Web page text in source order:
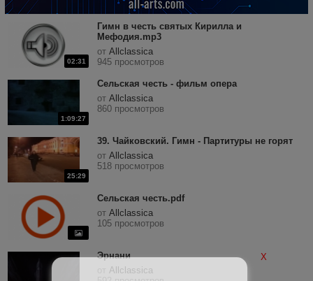
02:31
Гимн в честь святых Кирилла и
Мефодия.mp3
от Allclassica
945 просмотров
1:09:27
Сельская честь - фильм опера
от Allclassica
860 просмотров
25:29
39. Чайковский. Гимн - Партитуры не горят
от Allclassica
518 просмотров
Сельская честь.pdf
от Allclassica
105 просмотров
Эрнани
Allclassica
X